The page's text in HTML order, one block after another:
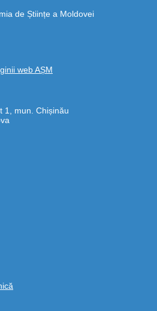
de Științe a Moldovei
web AȘM
1, mun. Chișinău